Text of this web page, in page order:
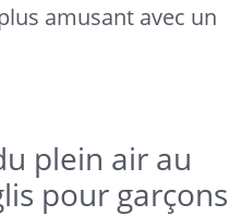
amusant avec un
plein air au
pour garçons